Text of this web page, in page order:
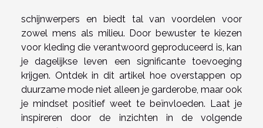
schijnwerpers en biedt tal van voordelen voor
zowel mens als milieu. Door bewuster te kiezen
voor kleding die verantwoord geproduceerd is, kan
je dagelijkse leven een significante toevoeging
krijgen. Ontdek in dit artikel hoe overstappen op
duurzame mode niet alleen je garderobe, maar ook
je mindset positief weet te beïnvloeden. Laat je
inspireren door de inzichten in de volgende